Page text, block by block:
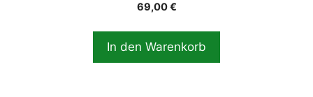
69,00€
In den Warenkorb